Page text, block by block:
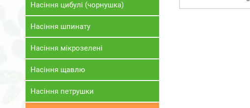
Насіння цибулі (чорнушка)
Насіння шпинату
Насіння мікрозелені
Насіння щавлю
Насіння петрушки